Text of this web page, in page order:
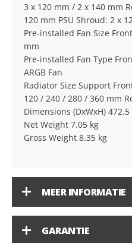
3 x 120 mm / 2 x 140 mm
120 mm PSU Shroud: 2 x
Pre-installed Fan Size
mm
Pre-installed Fan Type
ARGB Fan
Radiator Size Support
120 / 240 / 280 / 360 mm
Dimensions (DxWxH)
Net Weight 7.05 kg
Gross Weight 8.35 kg
MEER INFORMATIE
GARANTIE